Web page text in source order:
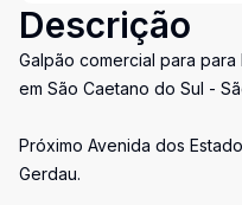
Descrição
Galpão comercial para
em São Caetano do Sul -
Próximo Avenida dos
Gerdau.